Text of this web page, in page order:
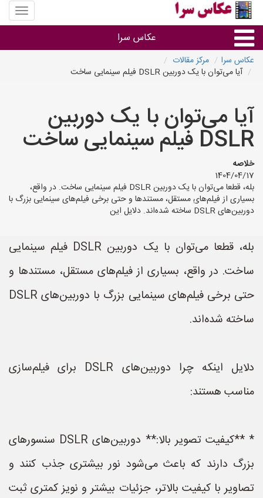
منوی
سایت
سرا
عکاس سرا
نوع خدمات
آتلیه و فیلمبرداری در هر شهر
عکاس سرا
مرکز مقالات
آیا می‌توان با یک دوربین DSLR فیلم سینمایی ساخت
آیا می‌توان با یک دوربین
DSLR فیلم سینمایی ساخت
خلاصه
1404/04/17
بله، قطعا می‌توان با یک دوربین DSLR فیلم سینمایی ساخت. در واقع،
بسیاری از فیلم‌های مستقل، مستندها و حتی برخی فیلم‌های سینمایی بزرگ با
دوربین‌های DSLR ساخته شده‌اند. دلایل این
بله، قطعا می‌توان با یک دوربین DSLR فیلم سینمایی
ساخت. در واقع، بسیاری از فیلم‌های مستقل، مستندها و
حتی برخی فیلم‌های سینمایی بزرگ با دوربین‌های DSLR
ساخته شده‌اند.
دلایل اینکه چرا دوربین‌های DSLR برای فیلم‌سازی
مناسب هستند:
* **کیفیت تصویر بالا:** دوربین‌های DSLR سنسورهای
بزرگ دارند که باعث می‌شود نور بیشتری جذب کنند و
تصاویر با کیفیت بالاتر، جزئیات بیشتر و نویز کمتری ثبت